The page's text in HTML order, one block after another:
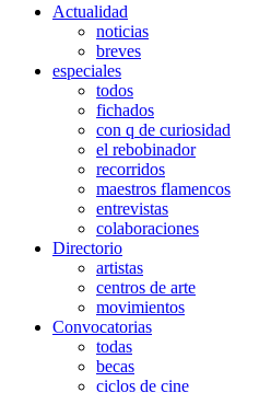
Actualidad
noticias
breves
especiales
todos
fichados
con q de curiosidad
el rebobinador
recorridos
maestros flamencos
entrevistas
colaboraciones
Directorio
artistas
centros de arte
movimientos
Convocatorias
todas
becas
ciclos de cine